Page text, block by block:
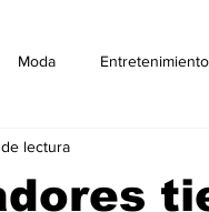
Moda Entretenimiento
Educación
lectura